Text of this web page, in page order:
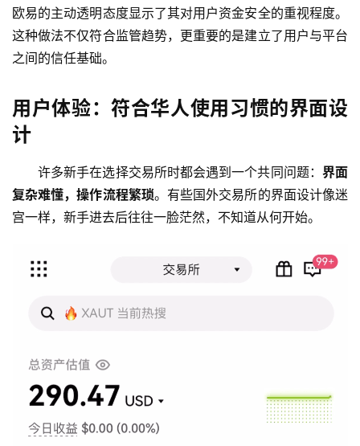
欧易的主动透明态度显示了其对用户资金安全的重视程度。
这种做法不仅符合监管趋势，更重要的是建立了用户与平台
之间的信任基础。
用户体验：符合华人使用习惯的界面设
计
许多新手在选择交易所时都会遇到一个共同问题： 界面
复杂难懂，操作流程繁琐。有些国外交易所的界面设计像迷
宫一样，新手进去后往往一脸茫然，不知道从何开始。